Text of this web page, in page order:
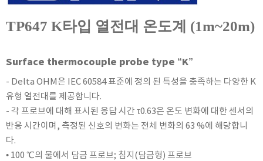
KETT
KYORITSU
Martens (GHM Group)
MEIJI TECHNO
Milwaukee Instruments
MITSUBOSHI
NEW COSMOS
TP647 K타입 열전대 온도계 (1m~20m)
Surface thermocouple probe type “K”
- Delta OHM은 IEC 60584 표준에 정의 된 특성을 충족하는 다양한 K
유형 열전대를 제공합니다.
- 각 프로브에 대해 표시된 응답 시간 τ0.63은 온도 변화에 대한 센서의
반응 시간이며, 측정된 신호의 변화는 전체 변화의 63 %에 해당합니
다.
• 100 ℃의 물에서 담금 프로브; 침지(담금형) 프로브